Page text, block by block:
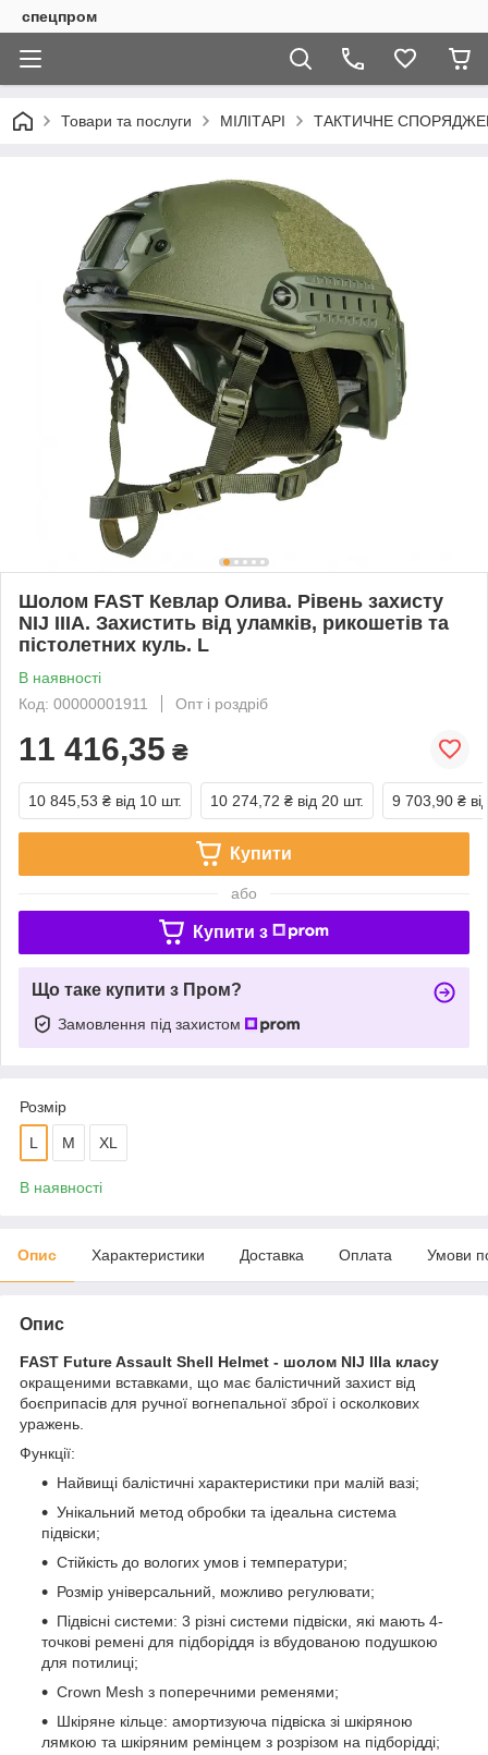
спецпром
Товари та послуги МІЛІТАРІ ТАКТИЧНЕ
Шолом FAST Кевлар Олива. Рівень захисту
NIJ IIIA. Захистить від уламків, рикошетів та
пістолетних куль. L
В наявності
Код: 00000001911
Опт і роздріб
11 416,35 ₴
10 845,53 ₴ від 10 шт. 10 274,72 ₴ від 20 шт. 9 703,90 ₴
Купити
або
Купити з
Що таке купити з Пром?
Замовлення під захистом
Розмір
L M XL
В наявності
Опис Характеристики Доставка Оплата Умови
Опис
FAST Future Assault Shell Helmet - шолом NIJ IIIa класу
окращеними вставками, що має балістичний захист від
боєприпасів для ручної вогнепальної зброї і осколкових
уражень.
Функції:
Найвищі балістичні характеристики при малій вазі;
Унікальний метод обробки та ідеальна система
підвіски;
Стійкість до вологих умов і температури;
Розмір універсальний, можливо регулювати;
Підвісні системи: 3 різні системи підвіски, які мають 4-
точкові ремені для підборіддя із вбудованою подушкою
для потилиці;
Crown Mesh з поперечними ременями;
Шкіряне кільце: амортизуюча підвіска зі шкіряною
лямкою та шкіряним ремінцем з розрізом на підборідді;